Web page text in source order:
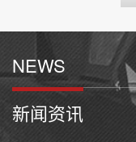
NEWS
新闻资讯